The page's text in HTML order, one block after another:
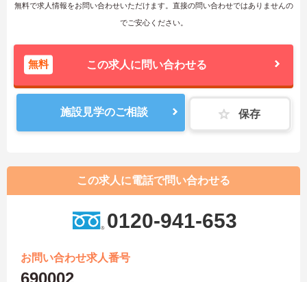
無料で求人情報をお問い合わせいただけます。直接の問い合わせではありませんの
でご安心ください。
無料 この求人に問い合わせる
施設見学のご相談 保存
この求人に電話で問い合わせる
0120-941-653
お問い合わせ求人番号